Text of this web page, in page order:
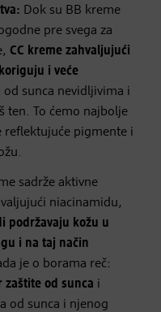
Dok su BB kreme
pre svega za
CC kreme zahvaljujući
i veće
od sunca nevidljivima i
ten. To ćemo najbolje
reflektujuće pigmente i
sadrže aktivne
niacinamidu,
podržavaju kožu u
i na taj način
je o borama reč:
zaštite od sunca i
od sunca i njenog